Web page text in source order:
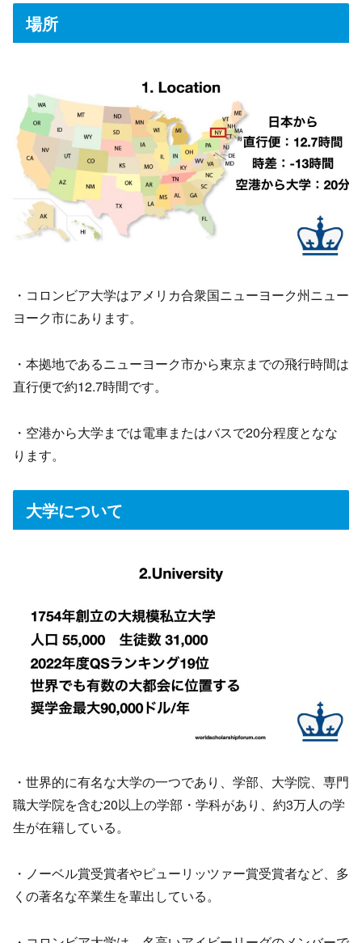
場所
・コロンビア大学はアメリカ合衆国ニューヨーク州ニュー
ヨーク市にあります。
・本拠地であるニューヨーク市から東京までの飛行時間は
直行便で約12.7時間です。
・空港から大学までは電車またはバスで20分程度となな
ります。
大学について
・世界的に有名な大学の一つであり、学部、大学院、専門
職大学院を含む20以上の学部・学科があり、約3万人の学
生が在籍している。
・ノーベル賞受賞者やピューリッツァー賞受賞者など、多
くの著名な卒業生を輩出している。